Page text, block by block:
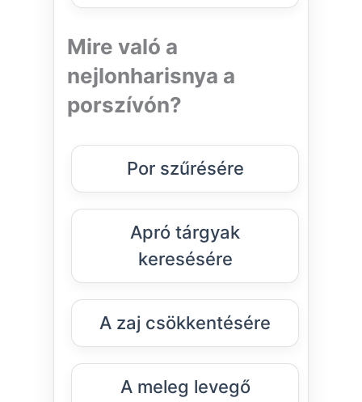
Mire való a
nejlonharisnya a
porszívón?
Por szűrésére
Apró tárgyak
keresésére
A zaj csökkentésére
A meleg levegő